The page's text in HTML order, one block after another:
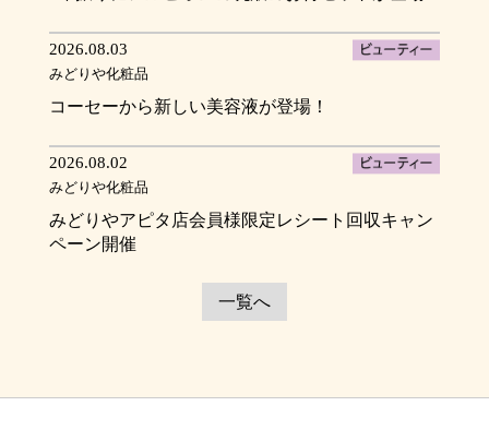
2026.08.03
みどりや化粧品
コーセーから新しい美容液が登場！
2026.08.02
みどりや化粧品
みどりやアピタ店会員様限定レシート回収キャン
ペーン開催
一覧へ